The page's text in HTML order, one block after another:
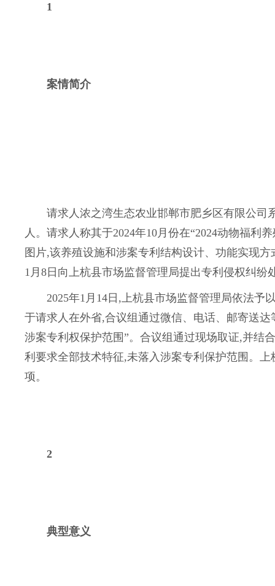
1
案情简介
请求人浓之湾生态农业邯郸市肥乡区有限公司系
人。请求人称其于2024年10月份在“2024动物福利
图片,该养殖设施和涉案专利结构设计、功能实现
1月8日向上杭县市场监督管理局提出专利侵权纠
2025年1月14日,上杭县市场监督管理局依法予
于请求人在外省,合议组通过微信、电话、邮寄送
涉案专利权保护范围”。合议组通过现场取证,并结
利要求全部技术特征,未落入涉案专利保护范围。
项。
2
典型意义